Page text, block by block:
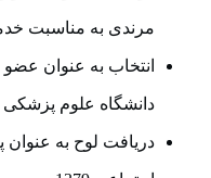
مرندی به مناسبت
انتخاب به عنوان
دانشگاه علوم پزشکی
دریافت لوح به